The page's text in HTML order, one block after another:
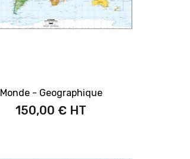
Monde - Geographique
150,00 €